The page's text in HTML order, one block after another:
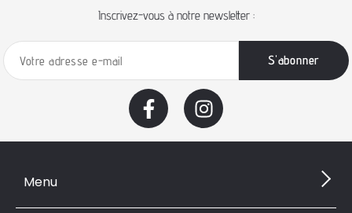
Inscrivez-vous à notre newsletter :
Menu